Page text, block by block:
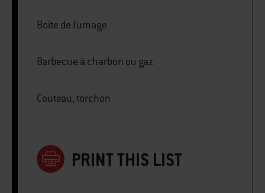
Boite de fumage
Barbecue à charbon ou gaz
Couteau, torchon
PRINT THIS LIST